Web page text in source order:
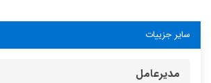
سایر جزییات
مدیرعامل